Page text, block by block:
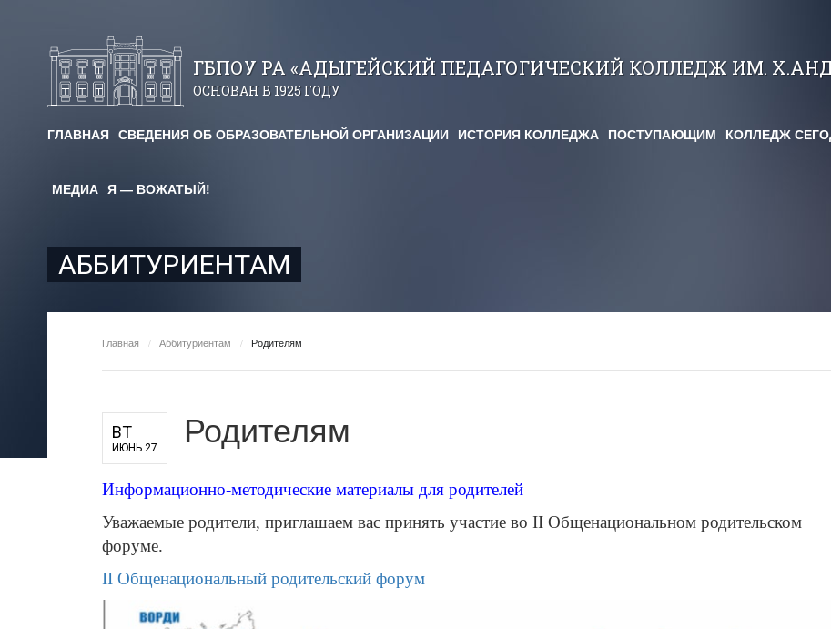
ГБПОУ РА «АДЫГЕЙСКИЙ ПЕДАГОГИЧЕСКИЙ КОЛЛЕДЖ ИМ.
ОСНОВАН В 1925 ГОДУ
ГЛАВНАЯ СВЕДЕНИЯ ОБ ОБРАЗОВАТЕЛЬНОЙ ОРГАНИЗАЦИИ ИСТОРИЯ КОЛЛЕДЖА ПОСТУПАЮЩИМ КОЛЛЕДЖ
педагогов и руководителей
МЕДИА Я — ВОЖАТЫЙ!
АББИТУРИЕНТАМ
Главная / Аббитуриентам / Родителям
ВТ
ИЮНЬ 27 Родителям
Информационно-методические материалы для родителей
Уважаемые родители, приглашаем вас принять участие во II Общенациональном родительском
форуме.
II Общенациональный родительский форум